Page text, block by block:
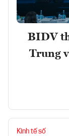
BIDV
Trung
Kinh tế số